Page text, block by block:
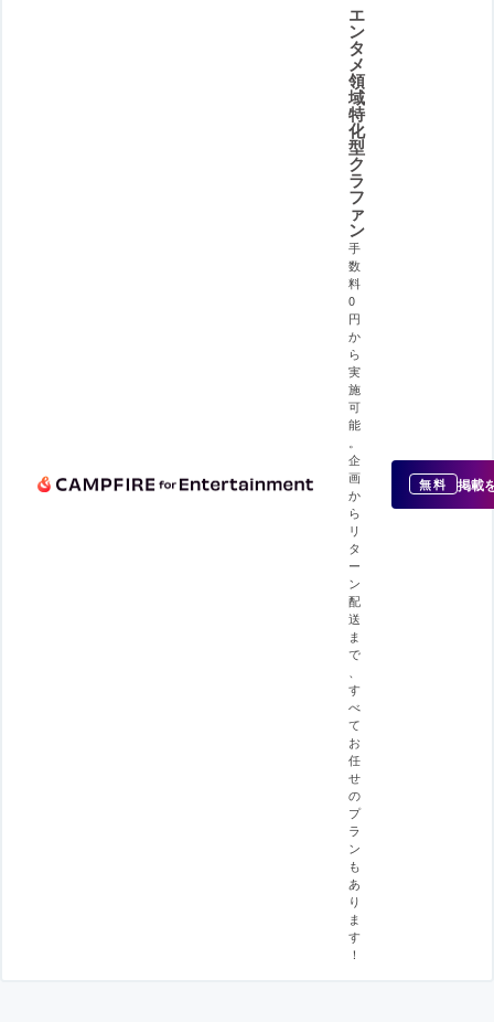
エ
ン
タ
メ
領
域
特
化
型
ク
ラ
フ
ァ
ン
手
数
料
0
円
か
ら
実
施
可
能
企
画
か
ら
リ
タ
ー
ン
配
送
ま
で
す
べ
て
お
任
せ
の
プ
ラ
ン
も
あ
り
ま
す
！
無料 掲載